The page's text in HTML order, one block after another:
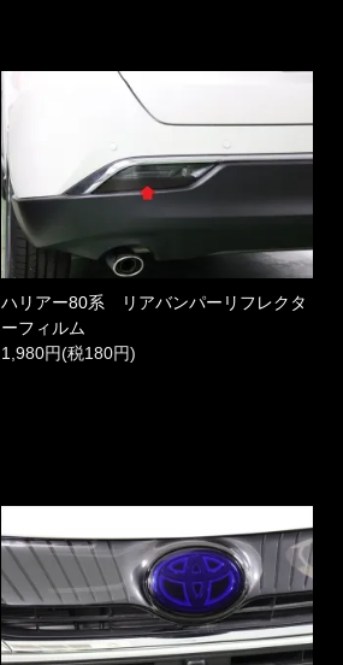
ハリアー80系 リアバンパーリフレクタ
ーフィルム
1,980円(税180円)